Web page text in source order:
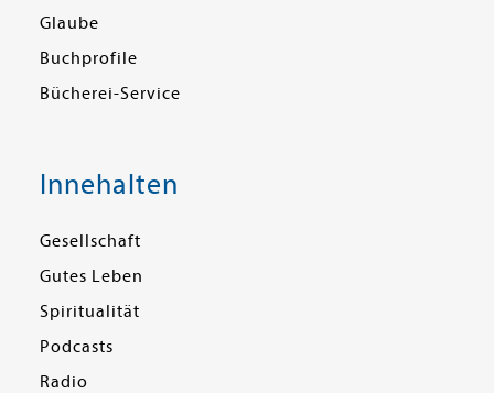
Glaube
Buchprofile
Bücherei-Service
Innehalten
Gesellschaft
Gutes Leben
Spiritualität
Podcasts
Radio